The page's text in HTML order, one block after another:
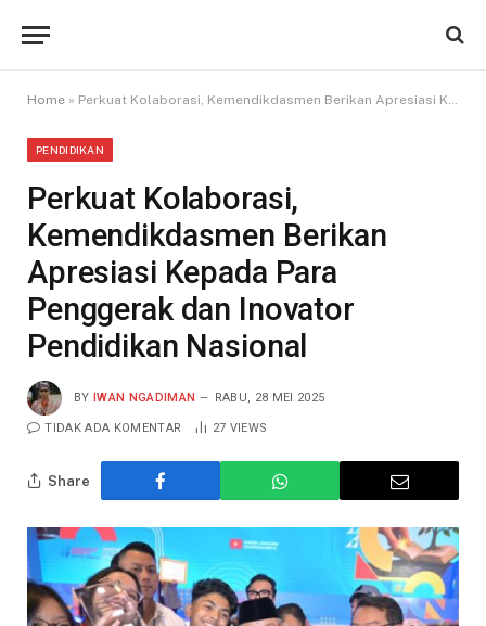
Home » Perkuat Kolaborasi, Kemendikdasmen Berikan Apresiasi Kepada Para Penggerak dan Inovator Pendidikan Nasional
PENDIDIKAN
Perkuat Kolaborasi,
Kemendikdasmen Berikan
Apresiasi Kepada Para
Penggerak dan Inovator
Pendidikan Nasional
BY IWAN NGADIMAN RABU, 28 MEI 2025
TIDAK ADA KOMENTAR 27 VIEWS
Share